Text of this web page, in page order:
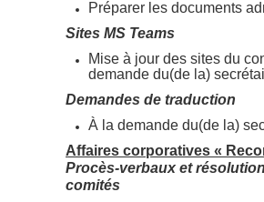
Préparer les documents
Sites MS Teams
Mise à jour des sites du
demande du(de la)
Demandes de traduction
À la demande du(de la)
Affaires corporatives «
Procès-verbaux et
comités